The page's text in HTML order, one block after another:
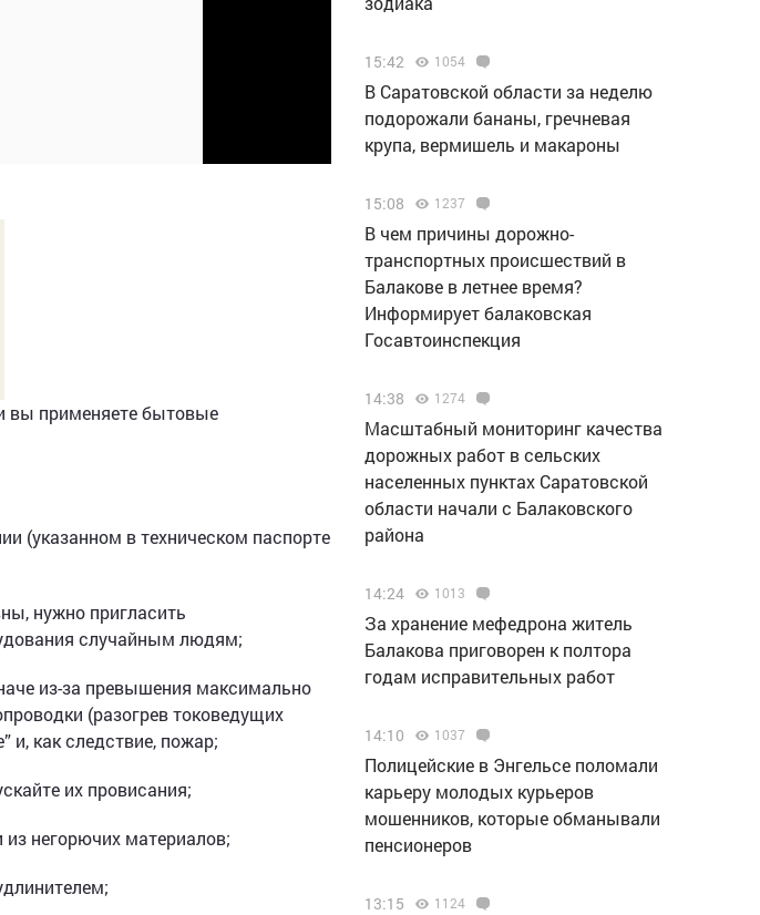
вы применяете бытовые
(указанном в техническом паспорте
нужно пригласить
случайным людям;
из-за превышения максимально
(разогрев токоведущих
и, как следствие, пожар;
их провисания;
негорючих материалов;
15:42 1054
В Саратовской области за неделю
подорожали бананы, гречневая
крупа, вермишель и макароны
15:08 1237
В чем причины дорожно-
транспортных происшествий в
Балакове в летнее время?
Информирует балаковская
Госавтоинспекция
14:38 1274
Масштабный мониторинг качества
дорожных работ в сельских
населенных пунктах Саратовской
области начали с Балаковского
района
14:24 1013
За хранение мефедрона житель
Балакова приговорен к полтора
годам исправительных работ
14:10 1037
Полицейские в Энгельсе поломали
карьеру молодых курьеров
мошенников, которые обманывали
пенсионеров
13:15 1124